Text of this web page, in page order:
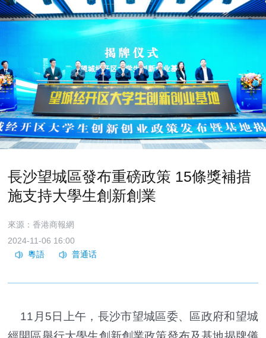
長沙望城區發布重磅政策 15條獎補措
施支持大學生創新創業
來源：香港商報網
2024-11-06 16:00
11月5日上午，長沙市望城區委、區政府和望城